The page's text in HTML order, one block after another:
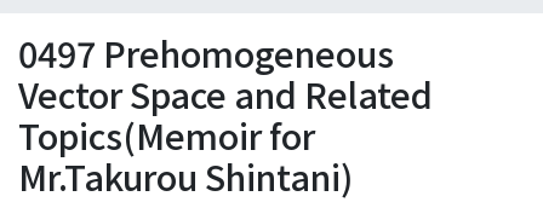
Browse
Download Ranking
Access Statistics
0497 Prehomogeneous
Vector Space and Related
Topics(Memoir for
Mr.Takurou Shintani)